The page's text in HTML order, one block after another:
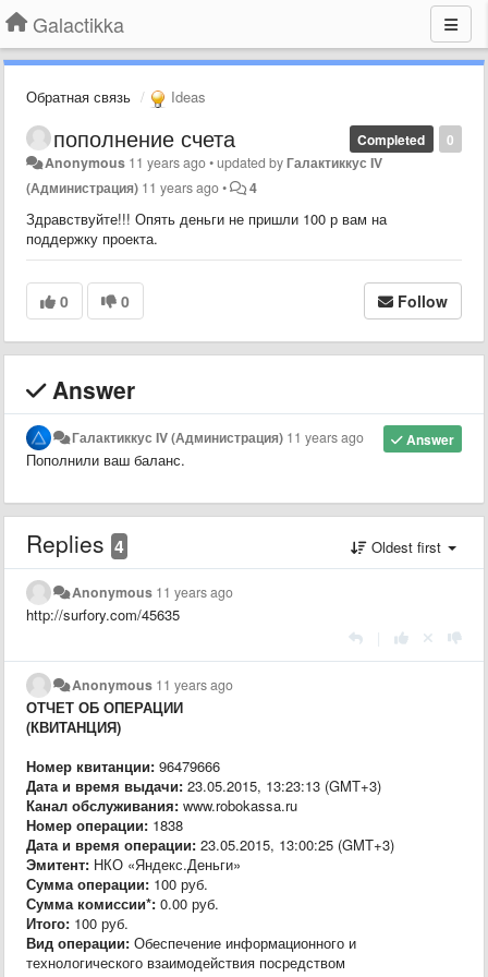
Galactikka
Обратная связь Ideas
0
Completed
пополнение счета
Anonymous 11 years ago•updated byГалактиккус IV
(Администрация) 11 years ago• 4
Здравствуйте!!! Опять деньги не пришли 100 р вам на
поддержку проекта.
0 0 Follow
Answer
Answer
Галактиккус IV (Администрация) 11 years ago
Пополнили ваш баланс.
Replies 4 Oldest first
Anonymous 11 years ago
http://surfory.com/45635
Anonymous 11 years ago
ОТЧЕТ ОБ ОПЕРАЦИИ
(КВИТАНЦИЯ)
Номер квитанции: 96479666
Дата и время выдачи: 23.05.2015, 13:23:13 (GMT+3)
Канал обслуживания: www.robokassa.ru
Номер операции: 1838
Дата и время операции: 23.05.2015, 13:00:25 (GMT+3)
Эмитент: НКО «Яндекс.Деньги»
Сумма операции: 100 руб.
Сумма комиссии*: 0.00 руб.
Итого: 100 руб.
Вид операции: Обеспечение информационного и
технологического взаимодействия посредством